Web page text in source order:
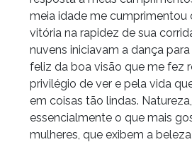
meia idade me cumprimentou
vitória na rapidez de sua
nuvens iniciavam a dança
feliz da boa visão que me fez
privilégio de ver e pela vida
em coisas tão lindas.
essencialmente o que mais
mulheres, que exibem a